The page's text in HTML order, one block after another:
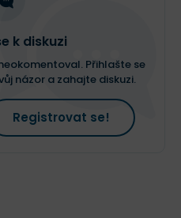
k diskuzi
Přihlašte se
názor a zahajte diskuzi.
Registrovat se!